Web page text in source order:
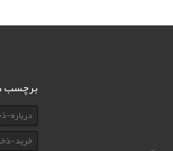
برچسب
خرید-